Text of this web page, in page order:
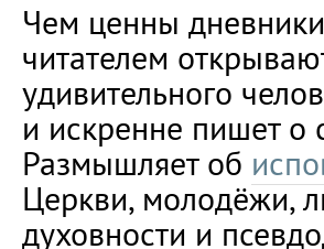
Чем ценны
читателем
удивительного
и искренне пишет о
Размышляет об
Церкви, молодёжи,
духовности и